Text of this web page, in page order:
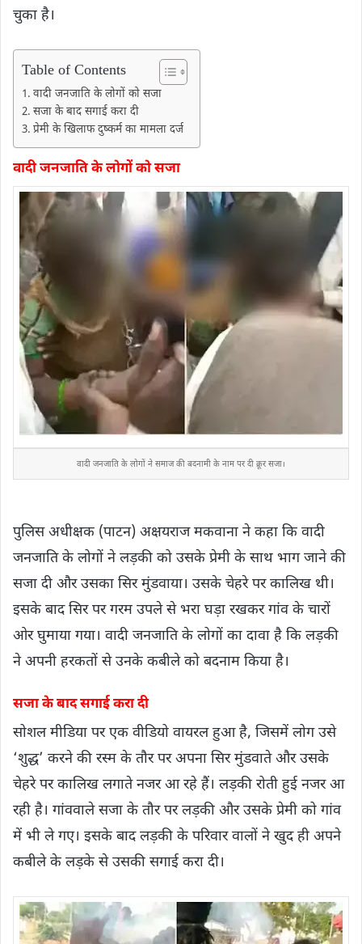
चुका है।
Table of Contents
वादी जनजाति के लोगों को सजा
सजा के बाद सगाई करा दी
प्रेमी के खिलाफ दुष्कर्म का मामला दर्ज
वादी जनजाति के लोगों को सजा
वादी जनजाति के लोगों ने समाज की बदनामी के नाम पर दी क्रूर सजा।
पुलिस अधीक्षक (पाटन) अक्षयराज मकवाना ने कहा कि वादी
जनजाति के लोगों ने लड़की को उसके प्रेमी के साथ भाग जाने की
सजा दी और उसका सिर मुंडवाया। उसके चेहरे पर कालिख थी।
इसके बाद सिर पर गरम उपले से भरा घड़ा रखकर गांव के चारों
ओर घुमाया गया। वादी जनजाति के लोगों का दावा है कि लड़की
ने अपनी हरकतों से उनके कबीले को बदनाम किया है।
सजा के बाद सगाई करा दी
सोशल मीडिया पर एक वीडियो वायरल हुआ है, जिसमें लोग उसे
‘शुद्ध’ करने की रस्म के तौर पर अपना सिर मुंडवाते और उसके
चेहरे पर कालिख लगाते नजर आ रहे हैं। लड़की रोती हुई नजर आ
रही है। गांववाले सजा के तौर पर लड़की और उसके प्रेमी को गांव
में भी ले गए। इसके बाद लड़की के परिवार वालों ने खुद ही अपने
कबीले के लड़के से उसकी सगाई करा दी।